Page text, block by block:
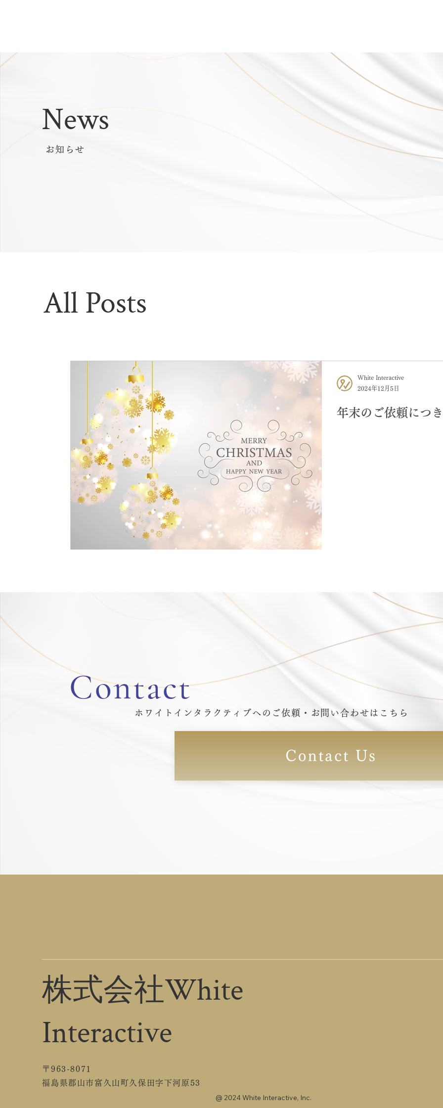
News
お知らせ
All Posts
年末のご依頼につ
White Interactive
2024年12月5日
Contact
ホワイトインタラクティブへのご依頼・お問い合わせはこちら
Contact Us
株式会社White
Interactive
〒963-8071
福島県郡山市富久山町久保田字下河原53
@ 2024 White Interactive, Inc.